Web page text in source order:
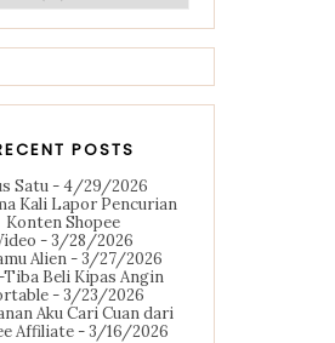
POSTS
Satu- 4/29/2026
Kali Lapor Pencurian
Konten Shopee
- 3/28/2026
Alien - 3/27/2026
Beli Kipas Angin
- 3/23/2026
Aku Cari Cuan dari
Affiliate - 3/16/2026